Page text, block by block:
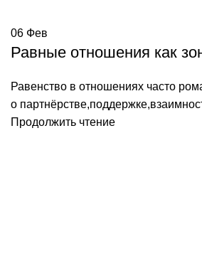
06 Фев
Равные отношения как
Равенство в отношениях часто
о
Продолжить чтение